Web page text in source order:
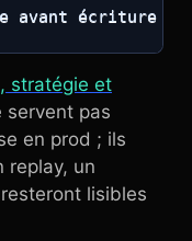
avant écriture
stratégie et
servent pas
en prod ; ils
replay, un
lisibles